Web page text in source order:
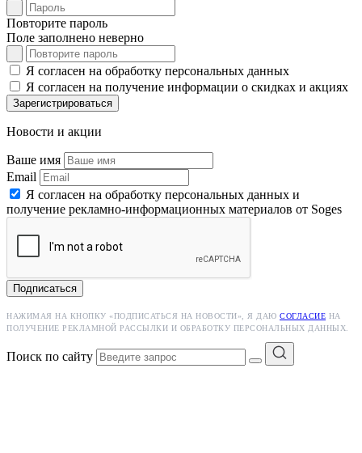
Повторите пароль
Поле заполнено неверно
Я согласен на обработку персональных данных
Я согласен на получение информации о скидках и акциях
Зарегистрироваться
Новости и акции
Ваше имя
Email
Я согласен на обработку персональных данных и
получение рекламно-информационных материалов от Soges
Подписаться
НАЖИМАЯ НА КНОПКУ «ПОДПИСАТЬСЯ НА НОВОСТИ», Я ДАЮ СОГЛАСИЕ НА
ПОЛУЧЕНИЕ РЕКЛАМНОЙ РАССЫЛКИ И ОБРАБОТКУ ПЕРСОНАЛЬНЫХ ДАННЫХ.
Поиск по сайту